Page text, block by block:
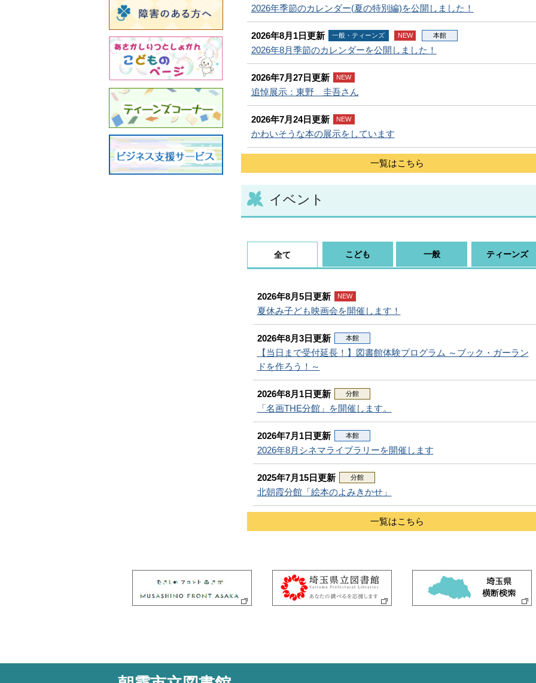
2026年季節のカレンダー(夏の特別編)を公開しました！
2026年8月1日更新 一般・ティーンズ NEW 本館
2026年8月季節のカレンダーを公開しました！
2026年7月27日更新 NEW
追悼展示：東野 圭吾さん
2026年7月24日更新 NEW
かわいそうな本の展示をしています
一覧はこちら
イベント
全て
2026年8月5日更新 NEW
夏休み子ども映画会を開催します！
2026年8月3日更新 本館
【当日まで受付延長！】図書館体験プログラム ～ブック・ガーラン
ドを作ろう！～
2026年8月1日更新 分館
「名画THE分館」を開催します。
2026年7月1日更新 本館
2026年8月シネマライブラリーを開催します
2025年7月15日更新 分館
北朝霞分館「絵本のよみきかせ」
一覧はこちら
こども 一般 ティーンズ